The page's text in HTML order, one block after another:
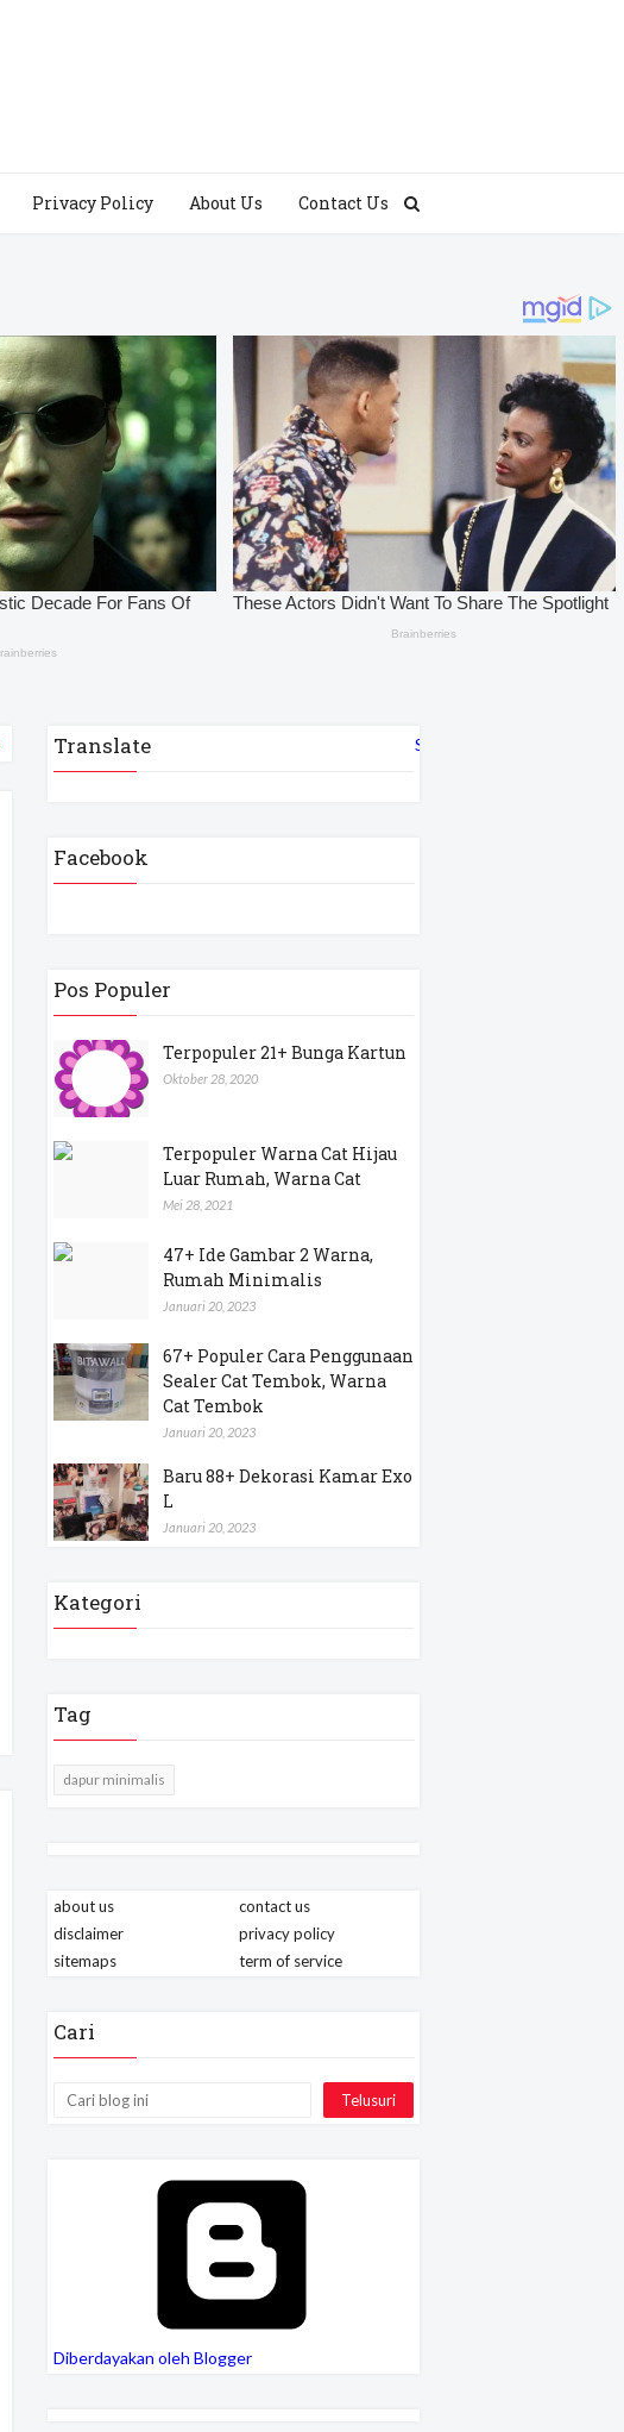
Privacy Policy About Us Contact Us
Translate Select Language
Facebook
Pos Populer
Terpopuler 21+ Bunga Kartun
Oktober 28, 2020
Terpopuler Warna Cat Hijau
Luar Rumah, Warna Cat
Mei 28, 2021
47+ Ide Gambar 2 Warna,
Rumah Minimalis
Januari 20, 2023
67+ Populer Cara Penggunaan
Sealer Cat Tembok, Warna
Cat Tembok
Januari 20, 2023
Baru 88+ Dekorasi Kamar Exo
L
Januari 20, 2023
Kategori
Tag
dapur minimalis
about us
contact us
disclaimer
privacy policy
sitemaps
term of service
Cari
Diberdayakan oleh Blogger